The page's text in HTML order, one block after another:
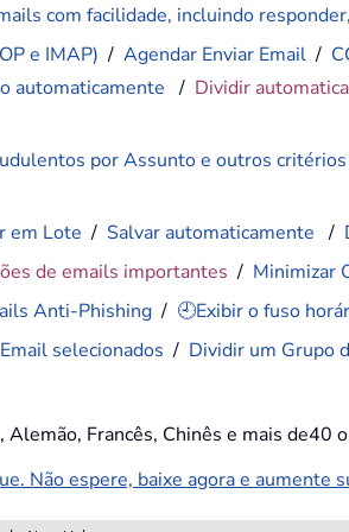
com facilidade, incluindo
e IMAP) /Agendar Enviar Email /
automaticamente / Dividir
por Assunto e outros critérios
em Lote / Salvar automaticamente /
de emails importantes / Minimizar
Anti-Phishing / 🕘Exibir o fuso
selecionados / Dividir um Grupo
Francês, Chinês e mais de40
Não espere, baixe agora e aumente